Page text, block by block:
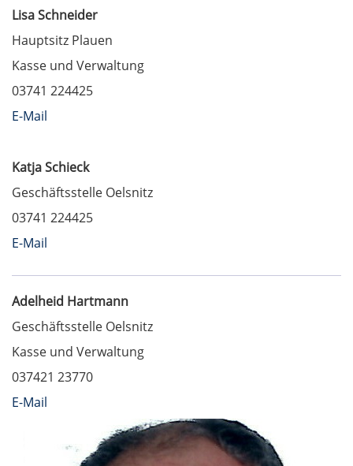
Lisa Schneider
Hauptsitz Plauen
Kasse und Verwaltung
03741 224425
E-Mail
Katja Schieck
Geschäftsstelle Oelsnitz
03741 224425
E-Mail
Adelheid Hartmann
Geschäftsstelle Oelsnitz
Kasse und Verwaltung
037421 23770
E-Mail